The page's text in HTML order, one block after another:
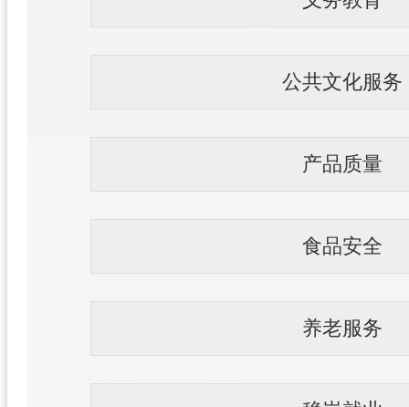
公共文化服务
产品质量
食品安全
养老服务